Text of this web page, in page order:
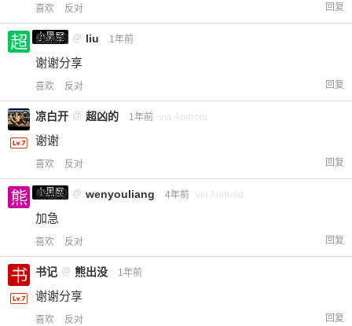
喜欢 反对 回复
小黑屋
超凶的 @ liu 1年前
谢谢分享
喜欢 反对 回复
凉白开 @ 超凶的 1年前 via Android
谢谢
喜欢 反对 回复
小黑屋
熊出没 @ wenyouliang 4年前 via Android
加急
喜欢 反对 回复
书记 @ 熊出没 1年前
谢谢分享
喜欢 反对 回复